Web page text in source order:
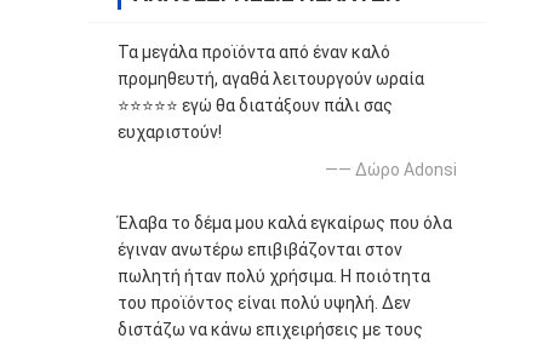
Τα μεγάλα προϊόντα από έναν καλό
προμηθευτή, αγαθά λειτουργούν ωραία
⭐⭐⭐⭐⭐ εγώ θα διατάξουν πάλι σας
ευχαριστούν!
—— Δώρο Adonsi
Έλαβα το δέμα μου καλά εγκαίρως που όλα
έγιναν ανωτέρω επιβιβάζονται στον
πωλητή ήταν πολύ χρήσιμα. Η ποιότητα
του προϊόντος είναι πολύ υψηλή. Δεν
διστάζω να κάνω επιχειρήσεις με τους